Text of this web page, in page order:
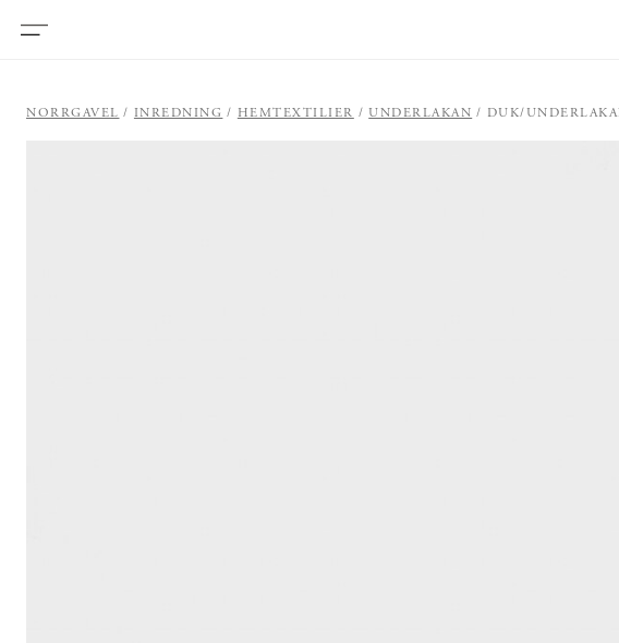
NORRGAVEL INREDNING HEMTEXTILIER UNDERLAKAN DUK/